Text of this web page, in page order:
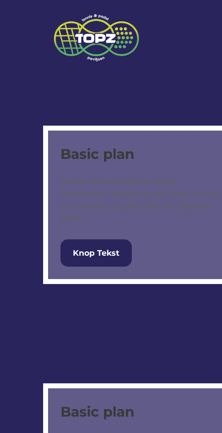
Basic plan
Lorem ipsum dolor sit amet,
consectetur adipiscing elit. Maecenas et
ex venenatis, sagittis risus ut, dapibus
enim.
Knop Tekst
Basic plan